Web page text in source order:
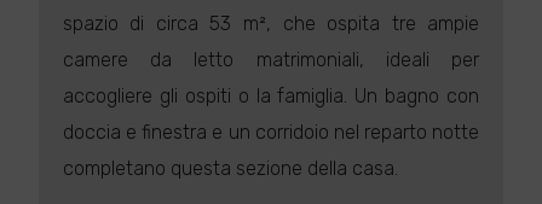
spazio di circa 53 m², che ospita tre ampie
camere da letto matrimoniali, ideali per
accogliere gli ospiti o la famiglia. Un bagno con
doccia e finestra e un corridoio nel reparto notte
completano questa sezione della casa.